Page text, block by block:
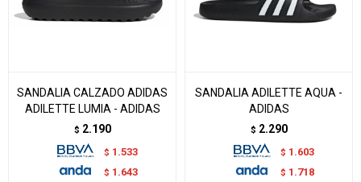
SANDALIA CALZADO ADIDAS
ADILETTE LUMIA - ADIDAS
$ 2.190
$ 1.533
$ 1.643
SANDALIA ADILETTE AQUA -
ADIDAS
$ 2.290
$ 1.603
$ 1.718